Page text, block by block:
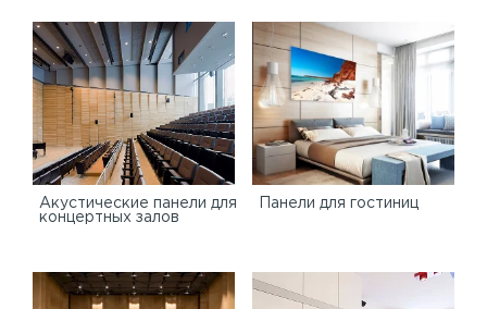
Акустические панели для
концертных залов
Панели для гостиниц